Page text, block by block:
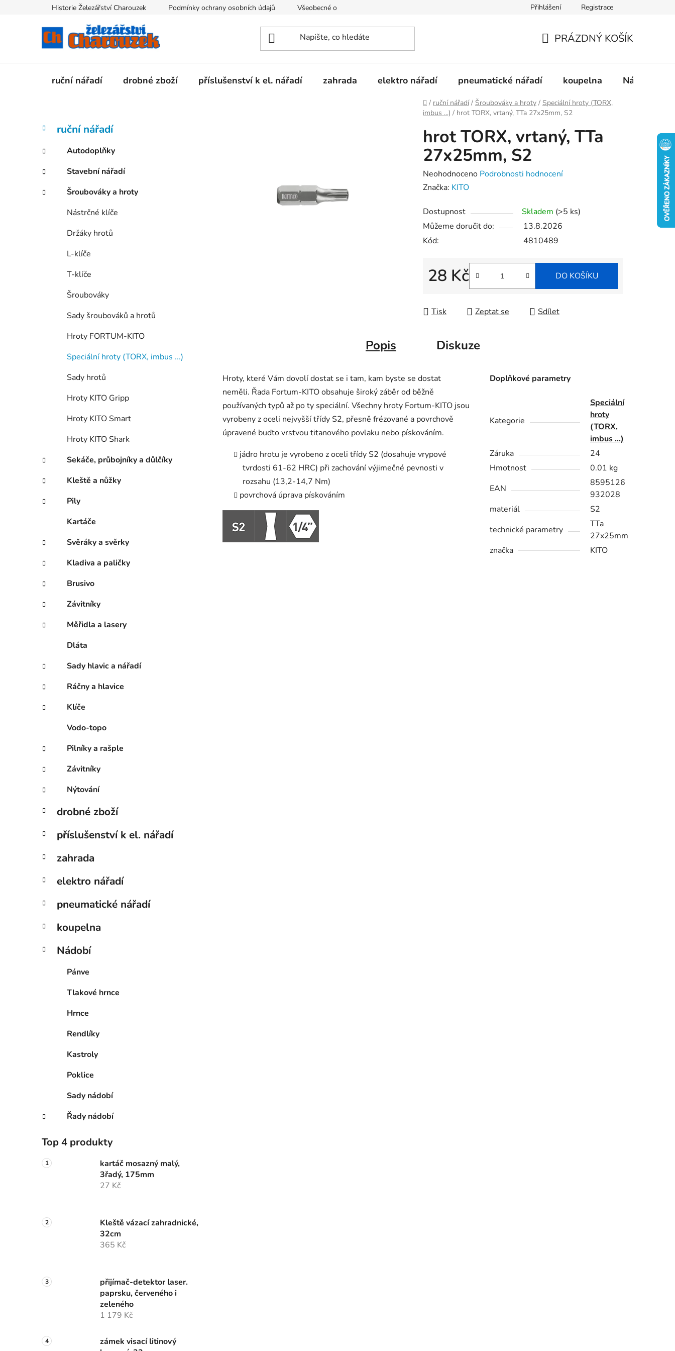
Historie Železářství Charouzek Podmínky ochrany osobních údajů Všeobecné obchodní podmínky Doprava a platba Kontakty
Přihlášení Registrace
KOŠÍK
PRÁZDNÝ KOŠÍK
ruční nářadí drobné zboží příslušenství k el. nářadí zahrada elektro nářadí pneumatické nářadí koupelna Nádobí
Domů
/ ruční nářadí / Šroubováky a hroty / Speciální hroty (TORX,
imbus ...) / hrot TORX, vrtaný, TTa 27x25mm, S2
P
s
r
a
Přeskočit
kategorie
K
a
e
g
o
r
ruční nářadí
Autodoplňky
Stavební nářadí
Šroubováky a hroty
Nástrčné klíče
Držáky hrotů
L-klíče
T-klíče
Šroubováky
Sady šroubováků a hrotů
Hroty FORTUM-KITO
Speciální hroty (TORX, imbus ...)
Sady hrotů
Hroty KITO Gripp
Hroty KITO Smart
Hroty KITO Shark
Sekáče, průbojníky a důlčíky
Kleště a nůžky
Pily
Kartáče
Svěráky a svěrky
Kladiva a paličky
Brusivo
Závitníky
Měřidla a lasery
Dláta
Sady hlavic a nářadí
Ráčny a hlavice
Klíče
Vodo-topo
Pilníky a rašple
Závitníky
Nýtování
drobné zboží
příslušenství k el. nářadí
zahrada
elektro nářadí
pneumatické nářadí
koupelna
Nádobí
Pánve
Tlakové hrnce
Hrnce
Rendlíky
Kastroly
Poklice
Sady nádobí
Řady nádobí
Top 4 produkty
kartáč mosazný malý,
3řadý, 175mm
27 Kč
Kleště vázací zahradnické,
32cm
365 Kč
přijímač-detektor laser.
paprsku, červeného i
zeleného
1 179 Kč
zámek visací litinový
hrot TORX, vrtaný, TTa
27x25mm, S2
Průměrné
hodnocení
je
0,0
z
hvězdiček.
Neohodnoceno Podrobnosti hodnocení
Značka: KITO
Dostupnost Skladem (>5 ks)
Můžeme doručit do:
13.8.2026
Kód:
4810489
28 Kč
Měrná cena:
DO KOŠÍKU
Tisk Zeptat se Sdílet
Popis Diskuze
Hroty, které Vám dovolí dostat se i tam, kam byste se dostat
neměli. Řada Fortum-KITO obsahuje široký záběr od běžně
používaných typů až po ty speciální. Všechny hroty Fortum-KITO jsou
vyrobeny z oceli nejvyšší třídy S2, přesně frézované a povrchově
úpravené buďto vrstvou titanového povlaku nebo pískováním.
jádro hrotu je vyrobeno z oceli třídy S2 (dosahuje vrypové
tvrdosti 61-62 HRC) při zachování výjimečné pevnosti v
rozsahu (13,2-14,7 Nm)
povrchová úprava pískováním
Doplňkové parametry
Kategorie
Speciální
hroty
(TORX,
imbus ...)
Záruka
24
Hmotnost
0.01 kg
EAN
8595126
932028
materiál
S2
technické parametry
TTa
27x25mm
značka
KITO